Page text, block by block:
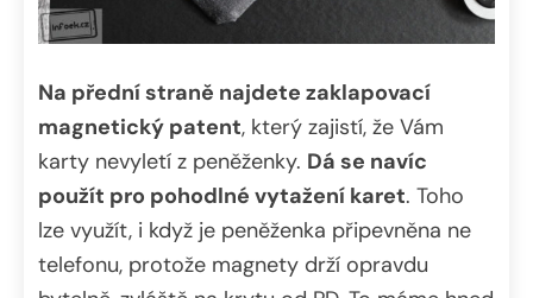
Na přední straně najdete zaklapovací
magnetický patent, který zajistí, že Vám
karty nevyletí z peněženky. Dá se navíc
použít pro pohodlné vytažení karet. Toho
lze využít, i když je peněženka připevněna ne
telefonu, protože magnety drží opravdu